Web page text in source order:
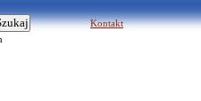
Kontakt